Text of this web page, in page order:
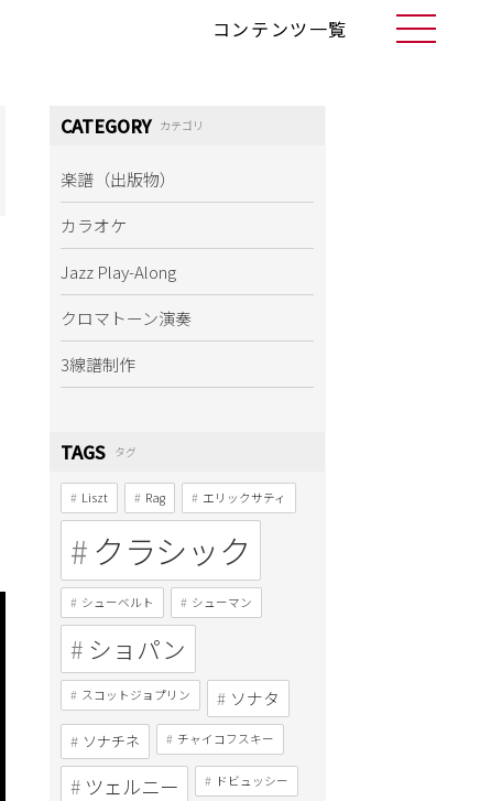
コンテンツ一覧
CATEGORY カテゴリ
楽譜（出版物）
カラオケ
Jazz Play-Along
クロマトーン演奏
3線譜制作
TAGS タグ
Liszt Rag エリックサティ
クラシック
シューベルト シューマン
ショパン
スコットジョプリン ソナタ
ソナチネ チャイコフスキー
ツェルニー ドビュッシー